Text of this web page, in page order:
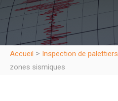
Accueil > Inspection de palettiers
zones sismiques